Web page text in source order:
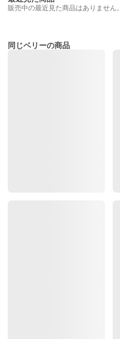
販売中の最近見た商品はありません。
同じベリーの商品